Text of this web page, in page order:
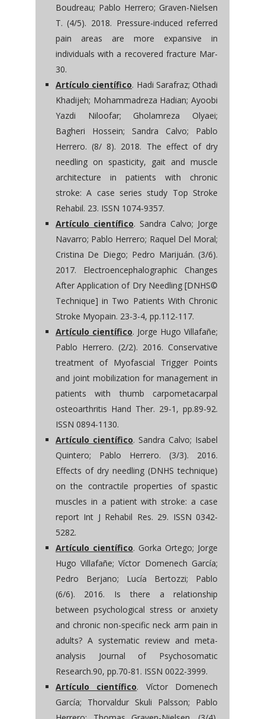
Boudreau; Pablo Herrero; Graven-Nielsen
T. (4/5). 2018. Pressure-induced referred
pain areas are more expansive in
individuals with a recovered fracture Mar-
30.
Artículo científico. Hadi Sarafraz; Othadi
Khadijeh; Mohammadreza Hadian; Ayoobi
Yazdi Niloofar; Gholamreza Olyaei;
Bagheri Hossein; Sandra Calvo; Pablo
Herrero. (8/ 8). 2018. The effect of dry
needling on spasticity, gait and muscle
architecture in patients with chronic
stroke: A case series study Top Stroke
Rehabil. 23. ISSN 1074-9357.
Artículo científico. Sandra Calvo; Jorge
Navarro; Pablo Herrero; Raquel Del Moral;
Cristina De Diego; Pedro Marijuán. (3/6).
2017. Electroencephalographic Changes
After Application of Dry Needling [DNHS©
Technique] in Two Patients With Chronic
Stroke Myopain. 23-3-4, pp.112-117.
Artículo científico. Jorge Hugo Villafañe;
Pablo Herrero. (2/2). 2016. Conservative
treatment of Myofascial Trigger Points
and joint mobilization for management in
patients with thumb carpometacarpal
osteoarthritis Hand Ther. 29-1, pp.89-92.
ISSN 0894-1130.
Artículo científico. Sandra Calvo; Isabel
Quintero; Pablo Herrero. (3/3). 2016.
Effects of dry needling (DNHS technique)
on the contractile properties of spastic
muscles in a patient with stroke: a case
report Int J Rehabil Res. 29. ISSN 0342-
5282.
Artículo científico. Gorka Ortego; Jorge
Hugo Villafañe; Víctor Domenech García;
Pedro Berjano; Lucía Bertozzi; Pablo
(6/6). 2016. Is there a relationship
between psychological stress or anxiety
and chronic non-specific neck arm pain in
adults? A systematic review and meta-
analysis Journal of Psychosomatic
Research.90, pp.70-81. ISSN 0022-3999.
Artículo científico. Víctor Domenech
García; Thorvaldur Skuli Palsson; Pablo